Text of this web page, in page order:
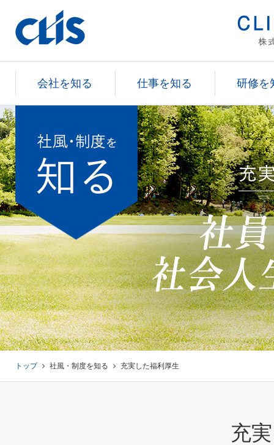
会社を知る 仕事を知る 研修を
トップ 社風・制度を知る 充実した福利厚生
充